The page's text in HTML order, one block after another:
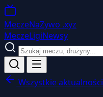
MeczeNaZywo .xyz
MeczeLigiNewsy
Wszystkie aktualności